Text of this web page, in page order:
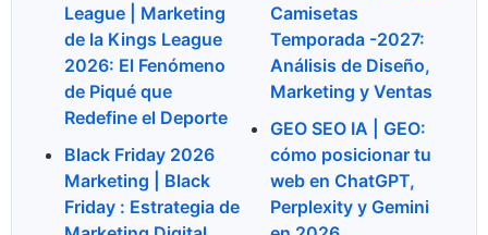
League | Marketing
de la Kings League
2026: El Fenómeno
de Piqué que
Redefine el Deporte
Black Friday 2026
Marketing | Black
Friday : Estrategia de
Camisetas
Temporada -2027:
Análisis de Diseño,
Marketing y Ventas
GEO SEO IA | GEO:
cómo posicionar tu
web en ChatGPT,
Perplexity y Gemini